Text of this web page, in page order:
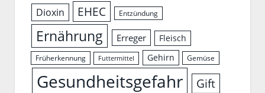
Dioxin EHEC Entzündung
Ernährung Erreger Fleisch
Früherkennung Futtermittel Gehirn Gemüse
Gesundheitsgefahr Gift